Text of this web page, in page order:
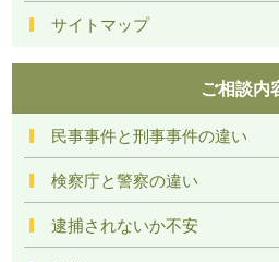
サイトマップ
ご相談内
民事事件と刑事事件の違い
検察庁と警察の違い
逮捕されないか不安